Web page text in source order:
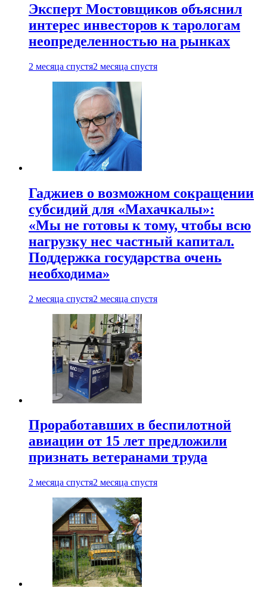
Эксперт Мостовщиков объяснил
интерес инвесторов к тарологам
неопределенностью на рынках
2 месяца спустя2 месяца спустя
Гаджиев о возможном сокращении
субсидий для «Махачкалы»:
«Мы не готовы к тому, чтобы всю
нагрузку нес частный капитал.
Поддержка государства очень
необходима»
2 месяца спустя2 месяца спустя
Проработавших в беспилотной
авиации от 15 лет предложили
признать ветеранами труда
2 месяца спустя2 месяца спустя